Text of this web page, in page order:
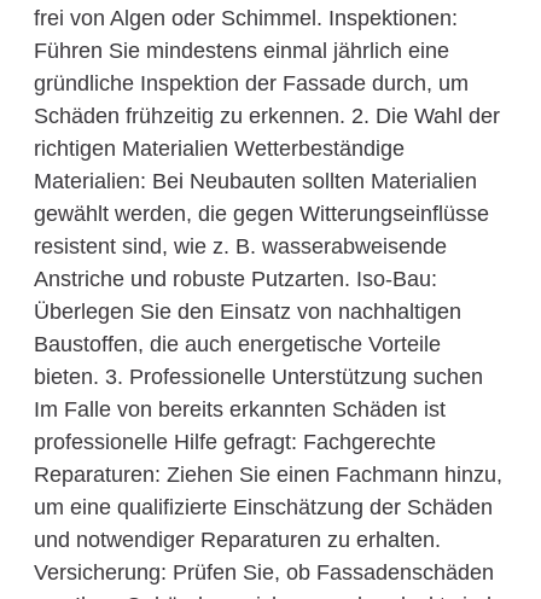
frei von Algen oder Schimmel. Inspektionen:
Führen Sie mindestens einmal jährlich eine
gründliche Inspektion der Fassade durch, um
Schäden frühzeitig zu erkennen. 2. Die Wahl der
richtigen Materialien Wetterbeständige
Materialien: Bei Neubauten sollten Materialien
gewählt werden, die gegen Witterungseinflüsse
resistent sind, wie z. B. wasserabweisende
Anstriche und robuste Putzarten. Iso-Bau:
Überlegen Sie den Einsatz von nachhaltigen
Baustoffen, die auch energetische Vorteile
bieten. 3. Professionelle Unterstützung suchen
Im Falle von bereits erkannten Schäden ist
professionelle Hilfe gefragt: Fachgerechte
Reparaturen: Ziehen Sie einen Fachmann hinzu,
um eine qualifizierte Einschätzung der Schäden
und notwendiger Reparaturen zu erhalten.
Versicherung: Prüfen Sie, ob Fassadenschäden